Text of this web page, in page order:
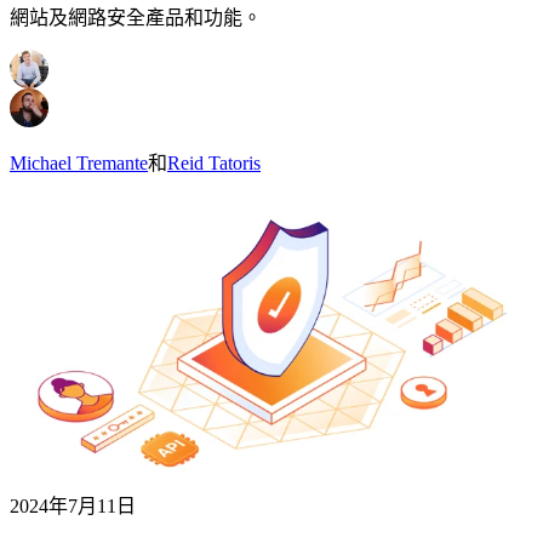
網站及網路安全產品和功能。
Michael Tremante和Reid Tatoris
2024年7月11日